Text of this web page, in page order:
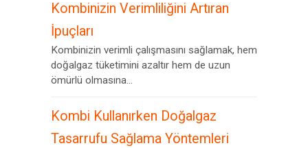
Kombinizin Verimliliğini Artıran
İpuçları
Kombinizin verimli çalışmasını sağlamak, hem
doğalgaz tüketimini azaltır hem de uzun
ömürlü olmasına...
Kombi Kullanırken Doğalgaz
Tasarrufu Sağlama Yöntemleri